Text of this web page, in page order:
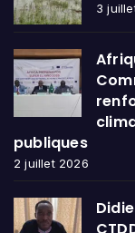
3
publiques
2 juillet 2026